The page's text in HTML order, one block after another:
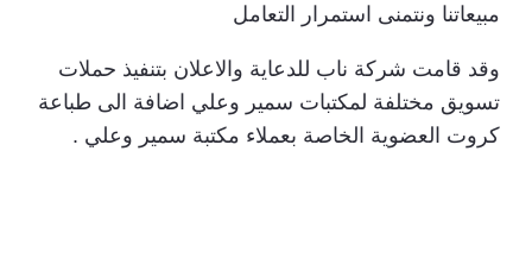
مبيعاتنا ونتمنى استمرار التعامل
وقد قامت شركة ناب للدعاية والاعلان بتنفيذ حملات
تسويق مختلفة لمكتبات سمير وعلي اضافة الى طباعة
كروت العضوية الخاصة بعملاء مكتبة سمير وعلي .